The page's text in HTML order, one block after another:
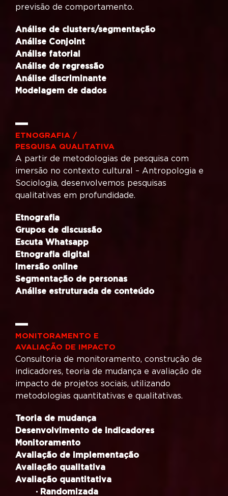
previsão de comportamento.
Análise de clusters/segmentação
Análise Conjoint
Análise fatorial
Análise de regressão
Análise discriminante
Modelagem de dados
ETNOGRAFIA /
PESQUISA QUALITATIVA
A partir de metodologias de pesquisa com
imersão no contexto cultural – Antropologia e
Sociologia, desenvolvemos pesquisas
qualitativas em profundidade.
Etnografia
Grupos de discussão
Escuta Whatsapp
Etnografia digital
Imersão online
Segmentação de personas
Análise estruturada de conteúdo
MONITORAMENTO E
AVALIAÇÃO DE IMPACTO
Consultoria de monitoramento, construção de
indicadores, teoria de mudança e avaliação de
impacto de projetos sociais, utilizando
metodologias quantitativas e qualitativas.
Teoria de mudança
Desenvolvimento de indicadores
Monitoramento
Avaliação de implementação
Avaliação qualitativa
Avaliação quantitativa
· Randomizada